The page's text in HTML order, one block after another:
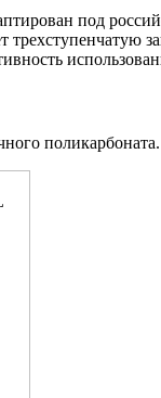
под
трехступенчатую
поликарбоната.